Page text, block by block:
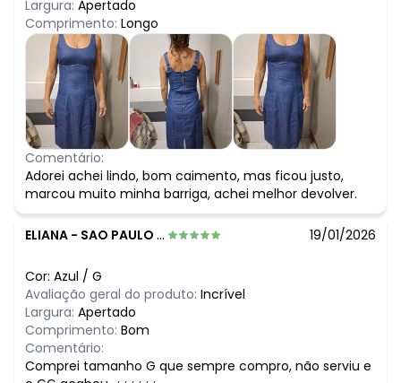
Largura: Apertado
Comprimento: Longo
Comentário:
Adorei achei lindo, bom caimento, mas ficou justo,
marcou muito minha barriga, achei melhor devolver.
ELIANA - SAO PAULO - SP 19/01/2026
Cor: Azul / G
Avaliação geral do produto: Incrível
Largura: Apertado
Comprimento: Bom
Comentário:
Comprei tamanho G que sempre compro, não serviu e